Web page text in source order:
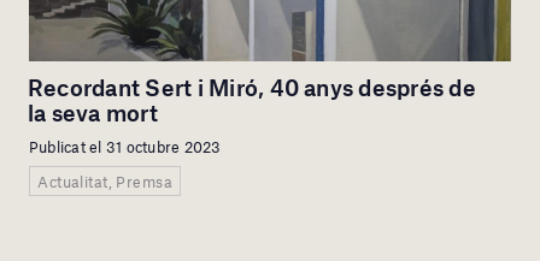
Recordant Sert i Miró, 40 anys després de
la seva mort
Publicat el 31 octubre 2023
Actualitat, Premsa